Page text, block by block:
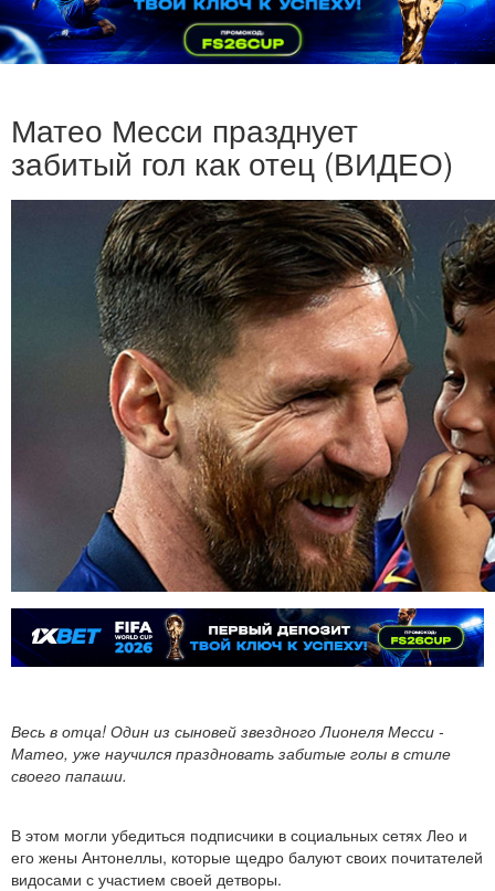
Матео Месси празднует
забитый гол как отец (ВИДЕО)
Весь в отца! Один из сыновей звездного Лионеля Месси -
Матео, уже научился праздновать забитые голы в стиле
своего папаши.
В этом могли убедиться подписчики в социальных сетях Лео и
его жены Антонеллы, которые щедро балуют своих почитателей
видосами с участием своей детворы.